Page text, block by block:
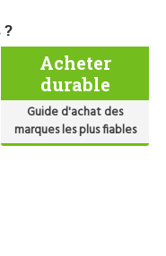
Acheter
durable
Guide d'achat des
marques les plus fiables